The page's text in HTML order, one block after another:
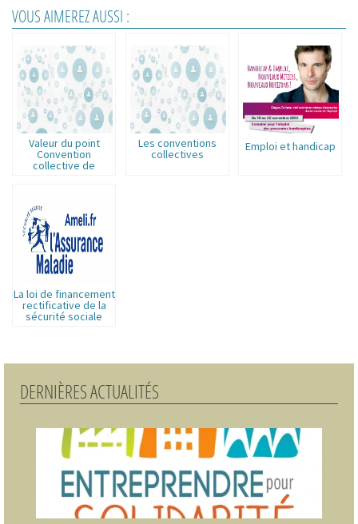
VOUS AIMEREZ AUSSI :
Valeur du point
Convention
collective de
Les conventions
collectives
Emploi et handicap
La loi de financement
rectificative de la
sécurité sociale
DERNIÈRES ACTUALITÉS